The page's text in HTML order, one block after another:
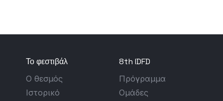
Το φεστιβάλ
Ο θεσμός
Ιστορικό
8th IDFD
Πρόγραμμα
Ομάδες